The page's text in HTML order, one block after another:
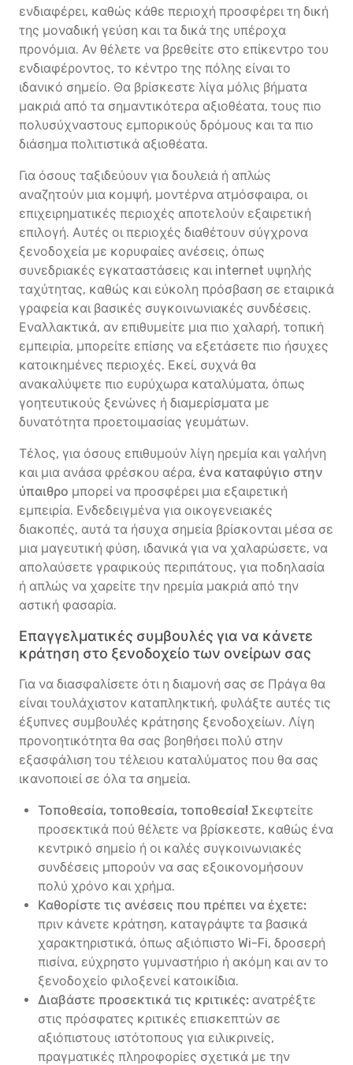
ενδιαφέρει, καθώς κάθε περιοχή προσφέρει τη δική
της μοναδική γεύση και τα δικά της υπέροχα
προνόμια. Αν θέλετε να βρεθείτε στο επίκεντρο του
ενδιαφέροντος, το κέντρο της πόλης είναι το
ιδανικό σημείο. Θα βρίσκεστε λίγα μόλις βήματα
μακριά από τα σημαντικότερα αξιοθέατα, τους πιο
πολυσύχναστους εμπορικούς δρόμους και τα πιο
διάσημα πολιτιστικά αξιοθέατα.
Για όσους ταξιδεύουν για δουλειά ή απλώς
αναζητούν μια κομψή, μοντέρνα ατμόσφαιρα, οι
επιχειρηματικές περιοχές αποτελούν εξαιρετική
επιλογή. Αυτές οι περιοχές διαθέτουν σύγχρονα
ξενοδοχεία με κορυφαίες ανέσεις, όπως
συνεδριακές εγκαταστάσεις και internet υψηλής
ταχύτητας, καθώς και εύκολη πρόσβαση σε εταιρικά
γραφεία και βασικές συγκοινωνιακές συνδέσεις.
Εναλλακτικά, αν επιθυμείτε μια πιο χαλαρή, τοπική
εμπειρία, μπορείτε επίσης να εξετάσετε πιο ήσυχες
κατοικημένες περιοχές. Εκεί, συχνά θα
ανακαλύψετε πιο ευρύχωρα καταλύματα, όπως
γοητευτικούς ξενώνες ή διαμερίσματα με
δυνατότητα προετοιμασίας γευμάτων.
Τέλος, για όσους επιθυμούν λίγη ηρεμία και γαλήνη
και μια ανάσα φρέσκου αέρα, ένα καταφύγιο στην
ύπαιθρο μπορεί να προσφέρει μια εξαιρετική
εμπειρία. Ενδεδειγμένα για οικογενειακές
διακοπές, αυτά τα ήσυχα σημεία βρίσκονται μέσα σε
μια μαγευτική φύση, ιδανικά για να χαλαρώσετε, να
απολαύσετε γραφικούς περιπάτους, για ποδηλασία
ή απλώς να χαρείτε την ηρεμία μακριά από την
αστική φασαρία.
Επαγγελματικές συμβουλές για να κάνετε
κράτηση στο ξενοδοχείο των ονείρων σας
Για να διασφαλίσετε ότι η διαμονή σας σε Πράγα θα
είναι τουλάχιστον καταπληκτική, φυλάξτε αυτές τις
έξυπνες συμβουλές κράτησης ξενοδοχείων. Λίγη
προνοητικότητα θα σας βοηθήσει πολύ στην
εξασφάλιση του τέλειου καταλύματος που θα σας
ικανοποιεί σε όλα τα σημεία.
Τοποθεσία, τοποθεσία, τοποθεσία! Σκεφτείτε
προσεκτικά πού θέλετε να βρίσκεστε, καθώς ένα
κεντρικό σημείο ή οι καλές συγκοινωνιακές
συνδέσεις μπορούν να σας εξοικονομήσουν
πολύ χρόνο και χρήμα.
Καθορίστε τις ανέσεις που πρέπει να έχετε:
πριν κάνετε κράτηση, καταγράψτε τα βασικά
χαρακτηριστικά, όπως αξιόπιστο Wi-Fi, δροσερή
πισίνα, εύχρηστο γυμναστήριο ή ακόμη και αν το
ξενοδοχείο φιλοξενεί κατοικίδια.
Διαβάστε προσεκτικά τις κριτικές: ανατρέξτε
στις πρόσφατες κριτικές επισκεπτών σε
αξιόπιστους ιστότοπους για ειλικρινείς,
πραγματικές πληροφορίες σχετικά με την